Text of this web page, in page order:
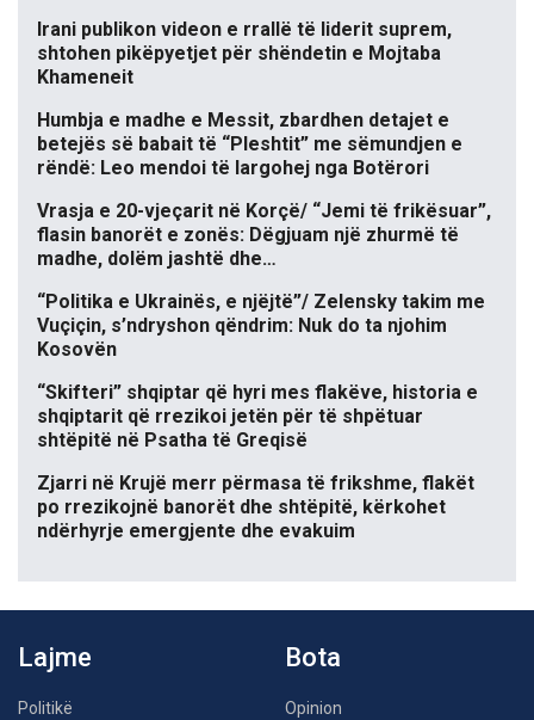
Irani publikon videon e rrallë të liderit suprem,
shtohen pikëpyetjet për shëndetin e Mojtaba
Khameneit
Humbja e madhe e Messit, zbardhen detajet e
betejës së babait të “Pleshtit” me sëmundjen e
rëndë: Leo mendoi të largohej nga Botërori
Vrasja e 20-vjeçarit në Korçë/ “Jemi të frikësuar”,
flasin banorët e zonës: Dëgjuam një zhurmë të
madhe, dolëm jashtë dhe…
“Politika e Ukrainës, e njëjtë”/ Zelensky takim me
Vuçiçin, s’ndryshon qëndrim: Nuk do ta njohim
Kosovën
“Skifteri” shqiptar që hyri mes flakëve, historia e
shqiptarit që rrezikoi jetën për të shpëtuar
shtëpitë në Psatha të Greqisë
Zjarri në Krujë merr përmasa të frikshme, flakët
po rrezikojnë banorët dhe shtëpitë, kërkohet
ndërhyrje emergjente dhe evakuim
Lajme
Politikë
Bota
Opinion